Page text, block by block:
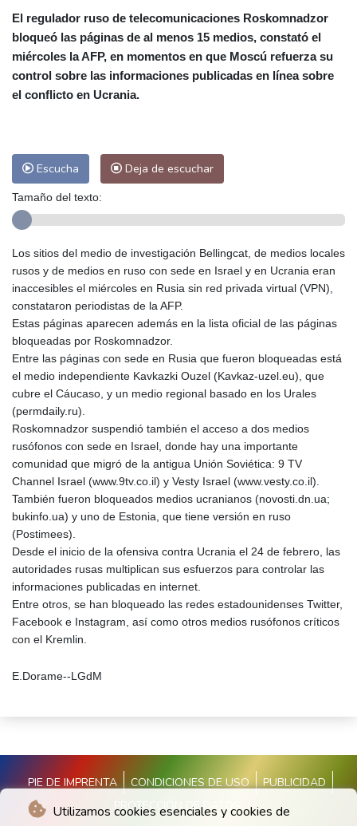
Utilizamos cookies esenciales y cookies de
El regulador ruso de telecomunicaciones Roskomnadzor
bloqueó las páginas de al menos 15 medios, constató el
miércoles la AFP, en momentos en que Moscú refuerza su
control sobre las informaciones publicadas en línea sobre
el conflicto en Ucrania.
Escucha Deja de escuchar
Tamaño del texto:
Los sitios del medio de investigación Bellingcat, de medios locales
rusos y de medios en ruso con sede en Israel y en Ucrania eran
inaccesibles el miércoles en Rusia sin red privada virtual (VPN),
constataron periodistas de la AFP.
Estas páginas aparecen además en la lista oficial de las páginas
bloqueadas por Roskomnadzor.
Entre las páginas con sede en Rusia que fueron bloqueadas está
el medio independiente Kavkazki Ouzel (Kavkaz-uzel.eu), que
cubre el Cáucaso, y un medio regional basado en los Urales
(permdaily.ru).
Roskomnadzor suspendió también el acceso a dos medios
rusófonos con sede en Israel, donde hay una importante
comunidad que migró de la antigua Unión Soviética: 9 TV
Channel Israel (www.9tv.co.il) y Vesty Israel (www.vesty.co.il).
También fueron bloqueados medios ucranianos (novosti.dn.ua;
bukinfo.ua) y uno de Estonia, que tiene versión en ruso
(Postimees).
Desde el inicio de la ofensiva contra Ucrania el 24 de febrero, las
autoridades rusas multiplican sus esfuerzos para controlar las
informaciones publicadas en internet.
Entre otros, se han bloqueado las redes estadounidenses Twitter,
Facebook e Instagram, así como otros medios rusófonos críticos
con el Kremlin.
E.Dorame--LGdM
PIE DE IMPRENTA CONDICIONES DE USO
PUBLICIDAD
PROTECCIÓN DE DATOS